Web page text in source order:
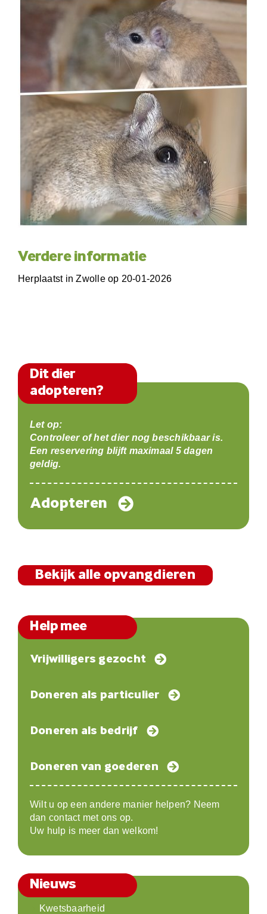
Verdere informatie
Herplaatst in Zwolle op 20-01-2026
Dit dier
adopteren?
Let op:
Controleer of het dier nog beschikbaar is.
Een reservering blijft maximaal 5 dagen
geldig.
Adopteren
Bekijk alle opvangdieren
Help mee
Vrijwilligers gezocht
Doneren als particulier
Doneren als bedrijf
Doneren van goederen
Wilt u op een andere manier helpen? Neem
dan contact met ons op.
Uw hulp is meer dan welkom!
Nieuws
Kwetsbaarheid